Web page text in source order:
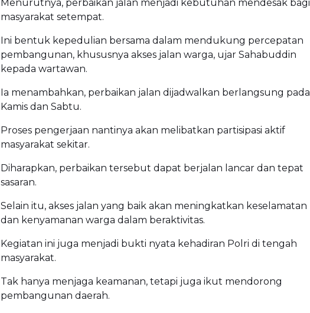
Menurutnya, perbaikan jalan menjadi kebutuhan mendesak bagi
masyarakat setempat.
Ini bentuk kepedulian bersama dalam mendukung percepatan
pembangunan, khususnya akses jalan warga, ujar Sahabuddin
kepada wartawan.
Ia menambahkan, perbaikan jalan dijadwalkan berlangsung pada
Kamis dan Sabtu.
Proses pengerjaan nantinya akan melibatkan partisipasi aktif
masyarakat sekitar.
Diharapkan, perbaikan tersebut dapat berjalan lancar dan tepat
sasaran.
Selain itu, akses jalan yang baik akan meningkatkan keselamatan
dan kenyamanan warga dalam beraktivitas.
Kegiatan ini juga menjadi bukti nyata kehadiran Polri di tengah
masyarakat.
Tak hanya menjaga keamanan, tetapi juga ikut mendorong
pembangunan daerah.